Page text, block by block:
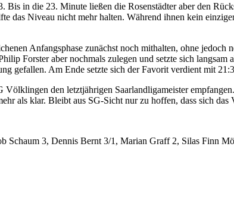
in die 23. Minute ließen die Rosenstädter aber den
das Niveau nicht mehr halten. Während ihnen kein
Anfangsphase zunächst noch mithalten, ohne
Forster aber nochmals zulegen und setzte sich langsam
gefallen. Am Ende setzte sich der Favorit verdient mit
den letztjährigen Saarlandligameister
als klar. Bleibt aus SG-Sicht nur zu hoffen, dass sich das
3, Dennis Bernt 3/1, Marian Graff 2, Silas Finn